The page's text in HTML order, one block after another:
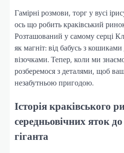
Гамірні розмови, торг у вусі
ось що робить краківський
Розташований у самому серці
як магніт: від бабусь з
візочками. Тепер, коли ми
розберемося з деталями, щоб
незабутньою пригодою.
Історія краківського
середньовічних яток
гіганта